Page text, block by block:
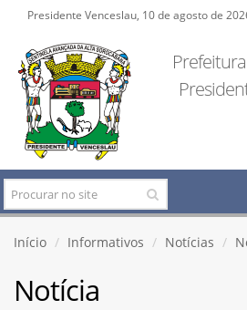
Presidente Venceslau, 10 de agosto de
Início Informativos Notícias
Notícia